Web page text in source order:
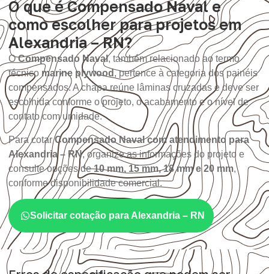
O que é Compensado Naval e
como escolher para projetos em
Alexandria – RN?
OCompensado Naval, também relacionado ao termo
técnico marine plywood, pertence à categoria dos painéis
compensados. A chapa reúne lâminas cruzadas e deve ser
escolhida conforme o projeto, o acabamento e o nível de
contato com umidade.
Para cotarCompensado Naval com atendimento para
Alexandria – RN, organize as informações do projeto e
consulte opções de10 mm, 15 mm, 18 mm e 20 mm,
conforme disponibilidade comercial.
Solicitar cotação para Alexandria – RN